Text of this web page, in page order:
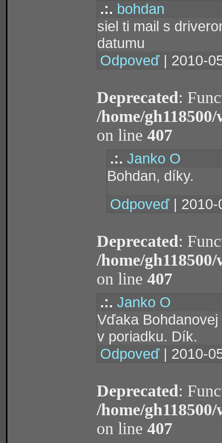
.:. bohdan
siel ti mail s
datumu
Odpoveď | 2010-
Deprecated:
/home/
on line 407
.:. Janko O
Bohdan, díky.
Odpoveď |
Deprecated:
/home/
on line 407
.:. Janko O
Vďaka
v poriadku. Dík.
Odpoveď | 2010-
Deprecated:
/home/
on line 407